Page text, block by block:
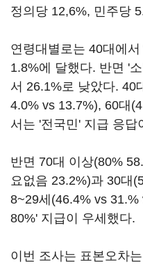
정의당 12,6%, 민주당
연령대별로는 40대에
1.8%에 달했다. 반면 '
서 26.1%로 낮았다. 40
4.0% vs 13.7%), 60대
서는 '전국민' 지급 응답
반면 70대 이상(80%
요없음 23.2%)과 30대
8~29세(46.4% vs 31.%
80%' 지급이 우세했다.
이번 조사는 표본오차